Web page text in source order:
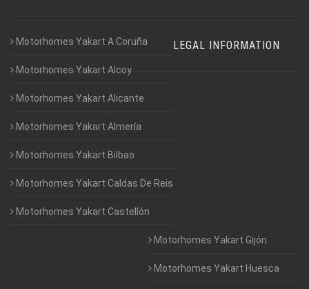
Motorhomes Yakart A Coruña
Motorhomes Yakart Alcoy
Motorhomes Yakart Alicante
Motorhomes Yakart Almería
Motorhomes Yakart Bilbao
Motorhomes Yakart Caldas De Reis
Motorhomes Yakart Castellón
Motorhomes Yakart Gijón
Motorhomes Yakart Huesca
LEGAL INFORMATION